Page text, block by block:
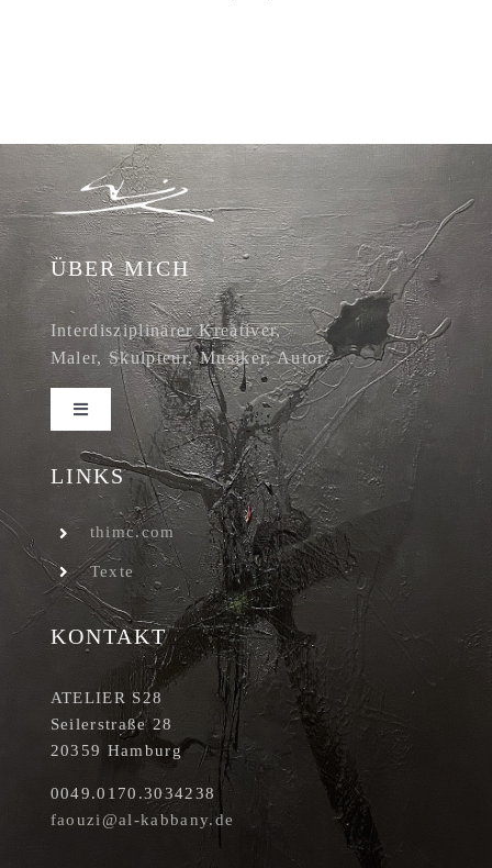
ÜBER MICH
Interdisziplinärer Kreativer,
Maler, Skulpteur, Musiker, Autor.
Toggle
Navigation
Impressum
Datenschutzerklärung
LINKS
thimc.com
Texte
KONTAKT
ATELIER S28
Seilerstraße 28
20359 Hamburg
0049.0170.3034238
faouzi@al-kabbany.de